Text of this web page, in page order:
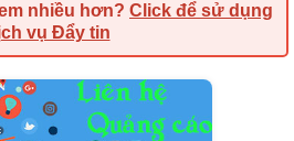
nhiều hơn? Click để sử dụng
vụ Đẩy tin